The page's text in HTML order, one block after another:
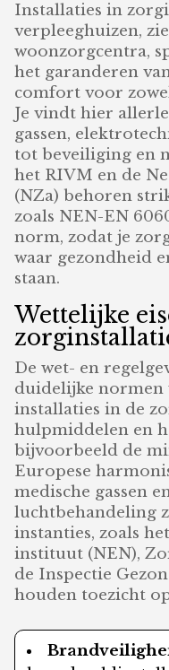
Installaties in
verpleeghuizen,
woonzorgcentra,
het garanderen
comfort voor
Je vindt hier
gassen,
tot beveiliging en
het RIVM en de
(NZa) behoren
zoals NEN-EN
norm, zodat je
waar gezondheid
staan.
Wettelijke
De wet- en
duidelijke normen
installaties in de
hulpmiddelen en
bijvoorbeeld de
Europese
medische gassen
luchtbehandeling
instanties, zoals
instituut (NEN),
de Inspectie
houden toezicht